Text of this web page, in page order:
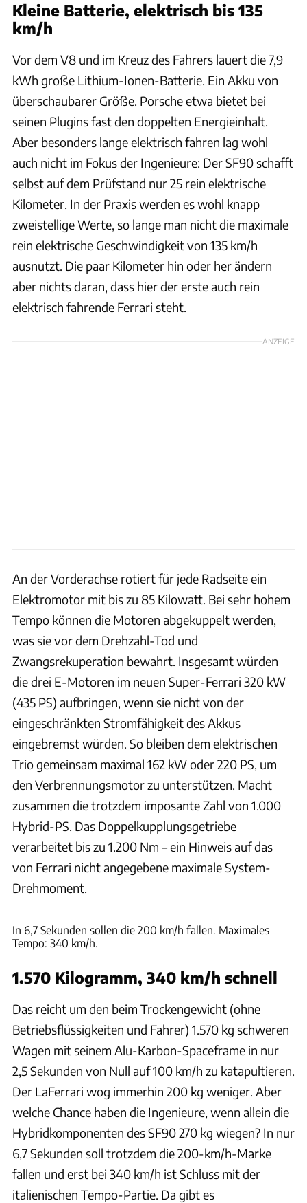
Kleine Batterie, elektrisch bis 135
km/h
Vor dem V8 und im Kreuz des Fahrers lauert die 7,9
kWh große Lithium-Ionen-Batterie. Ein Akku von
überschaubarer Größe. Porsche etwa bietet bei
seinen Plugins fast den doppelten Energieinhalt.
Aber besonders lange elektrisch fahren lag wohl
auch nicht im Fokus der Ingenieure: Der SF90 schafft
selbst auf dem Prüfstand nur 25 rein elektrische
Kilometer. In der Praxis werden es wohl knapp
zweistellige Werte, so lange man nicht die maximale
rein elektrische Geschwindigkeit von 135 km/h
ausnutzt. Die paar Kilometer hin oder her ändern
aber nichts daran, dass hier der erste auch rein
elektrisch fahrende Ferrari steht.
ANZEIGE
An der Vorderachse rotiert für jede Radseite ein
Elektromotor mit bis zu 85 Kilowatt. Bei sehr hohem
Tempo können die Motoren abgekuppelt werden,
was sie vor dem Drehzahl-Tod und
Zwangsrekuperation bewahrt. Insgesamt würden
die drei E-Motoren im neuen Super-Ferrari 320 kW
(435 PS) aufbringen, wenn sie nicht von der
eingeschränkten Stromfähigkeit des Akkus
eingebremst würden. So bleiben dem elektrischen
Trio gemeinsam maximal 162 kW oder 220 PS, um
den Verbrennungsmotor zu unterstützen. Macht
zusammen die trotzdem imposante Zahl von 1.000
Hybrid-PS. Das Doppelkupplungsgetriebe
verarbeitet bis zu 1.200 Nm – ein Hinweis auf das
von Ferrari nicht angegebene maximale System-
Drehmoment.
In 6,7 Sekunden sollen die 200 km/h fallen. Maximales
Tempo: 340 km/h.
1.570 Kilogramm, 340 km/h schnell
Das reicht um den beim Trockengewicht (ohne
Betriebsflüssigkeiten und Fahrer) 1.570 kg schweren
Wagen mit seinem Alu-Karbon-Spaceframe in nur
2,5 Sekunden von Null auf 100 km/h zu katapultieren.
Der LaFerrari wog immerhin 200 kg weniger. Aber
welche Chance haben die Ingenieure, wenn allein die
Hybridkomponenten des SF90 270 kg wiegen? In nur
6,7 Sekunden soll trotzdem die 200-km/h-Marke
fallen und erst bei 340 km/h ist Schluss mit der
italienischen Tempo-Partie. Da gibt es